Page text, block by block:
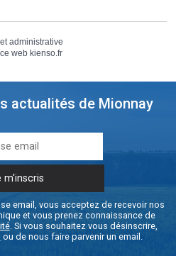
administrative
web kienso.fr
actualités de Mionnay
email, vous acceptez de recevoir nos
et vous prenez connaissance de
. Si vous souhaitez vous désinscrire,
ou de nous faire parvenir un email.